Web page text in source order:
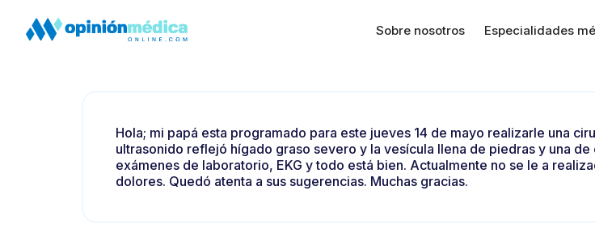
Sobre nosotros Especialidades
Hola; mi papá esta programado para este jueves 14 de mayo realizarle una
ultrasonido reflejó hígado graso severo y la vesícula llena de piedras y una
exámenes de laboratorio, EKG y todo está bien. Actualmente no se le a
dolores. Quedó atenta a sus sugerencias. Muchas gracias.